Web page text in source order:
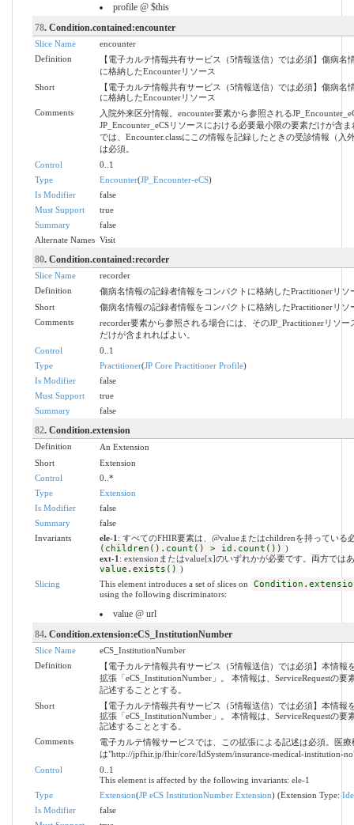
profile @ $this
78. Condition.contained:encounter
Slice Name
encounter
Definition
【電子カルテ情報共有サービス（5情報送信）では必須】傷病
に格納したEncounterリソース
Short
【電子カルテ情報共有サービス（5情報送信）では必須】傷病
に格納したEncounterリソース
Comments
入院外来区分情報。encounter要素から参照される
JP_Encounter_eCSリソースにおける必要最小限の要素だけが含
では、Encounter.classにこの情報を記録したときの受診情報（
は必須。
Control
0..1
Type
Encounter(JP_Encounter-eCS)
Is Modifier
false
Must Support
true
Summary
false
Alternate Names Visit
80. Condition.contained:recorder
Slice Name
recorder
Definition
傷病名情報の記録者情報をコンパクトに格納したPractitionerリソ
Short
傷病名情報の記録者情報をコンパクトに格納したPractitionerリソ
Comments
recorder要素から参照される場合には、そのJP_Practitionerリソ
だけが含まれればよい。
Control
0..1
Type
Practitioner(JP Core Practitioner Profile)
Is Modifier
false
Must Support
true
Summary
false
82. Condition.extension
Definition
An Extension
Short
Extension
Control
0..*
Type
Extension
Is Modifier
false
Summary
false
Invariants
ele-1 : すべてのFHIR要素は、@valueまたはchildrenを持っている
(children().count() > id.count()) )
ext-1 : extensionまたはvalue[x]のいずれかが必要です。両方では
value.exists() )
Slicing
This element introduces a set of slices on
using the following discriminators:
value @ url
84. Condition.extension:eCS_InstitutionNumber
Slice Name
eCS_InstitutionNumber
Definition
【電子カルテ情報共有サービス（5情報送信）では必須】本情
拡張「eCS_InstitutionNumber」。 本情報は、ServiceRequestの
記述することとする。
Short
【電子カルテ情報共有サービス（5情報送信）では必須】本情
拡張「eCS_InstitutionNumber」。 本情報は、ServiceRequestの
記述することとする。
Comments
電子カルテ情報サービスでは、この拡張による記述は必須。医療
は"http://jpfhir.jp/fhir/core/IdSystem/insurance-medical-institution-
Control
0..1
This element is affected by the following invariants: ele-1
Type
Extension(JP eCS InstitutionNumber Extension) (Extension Type:
Is Modifier
false